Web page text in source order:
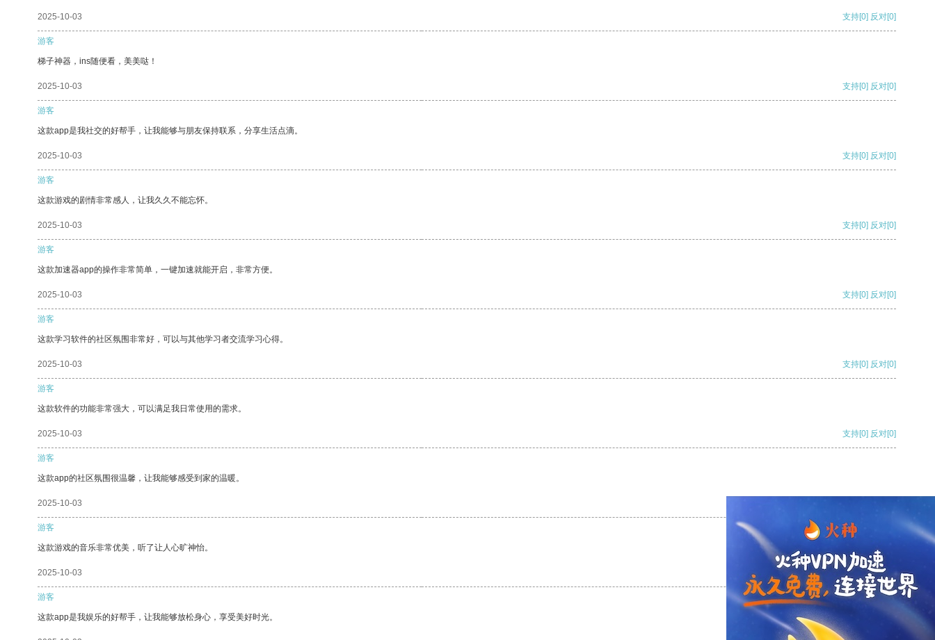
2025-10-03 支持[0] 反对[0]
游客
梯子神器，ins随便看，美美哒！
2025-10-03 支持[0] 反对[0]
游客
这款app是我社交的好帮手，让我能够与朋友保持联系，分享生活点滴。
2025-10-03 支持[0] 反对[0]
游客
这款游戏的剧情非常感人，让我久久不能忘怀。
2025-10-03 支持[0] 反对[0]
游客
这款加速器app的操作非常简单，一键加速就能开启，非常方便。
2025-10-03 支持[0] 反对[0]
游客
这款学习软件的社区氛围非常好，可以与其他学习者交流学习心得。
2025-10-03 支持[0] 反对[0]
游客
这款软件的功能非常强大，可以满足我日常使用的需求。
2025-10-03 支持[0] 反对[0]
游客
这款app的社区氛围很温馨，让我能够感受到家的温暖。
2025-10-03
游客
这款游戏的音乐非常优美，听了让人心旷神怡。
2025-10-03 支持 [0] 反对 [0]
游客
这款app是我娱乐的好帮手，让我能够放松身心，享受美好时光。